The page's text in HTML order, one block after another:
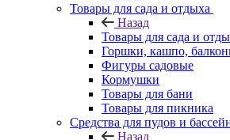
Товары для сада и отдыха
Назад
Товары для сада и
Горшки, кашпо,
Фигуры садовые
Кормушки
Товары для бани
Товары для пикника
Средства для пудов и
Назад